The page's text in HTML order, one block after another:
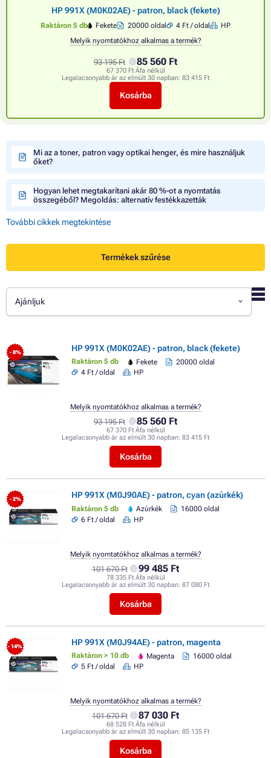
HP 991X (M0K02AE) - patron, black (fekete)
Raktáron 5 db Fekete 20000 oldal 4 Ft / oldal
HP
Melyik nyomtatókhoz alkalmas a termék?
93 195 Ft 85 560 Ft
67 370 Ft Áfa nélkül
Legalacsonyabb ár az elmúlt 30 napban: 83 415 Ft
Kosárba
Mi az a toner, patron vagy optikai henger, és mire használjuk
őket?
Hogyan lehet megtakarítani akár 80 %-ot a nyomtatás
összegéből? Megoldás: alternatív festékkazetták
További cikkek megtekintése
Termékek szűrése
Ajánljuk
- 8% HP 991X (M0K02AE) - patron, black (fekete)
Raktáron 5 db Fekete
20000 oldal
4 Ft / oldal
HP
93 195 Ft 85 560 Ft
67 370 Ft Áfa nélkül
Legalacsonyabb ár az elmúlt 30 napban: 83 415 Ft
Kosárba
Melyik nyomtatókhoz alkalmas a termék?
- 2% HP 991X (M0J90AE) - patron, cyan (azúrkék)
Raktáron 5 db Azúrkék
16000 oldal
6 Ft / oldal
HP
101 670 Ft 99 485 Ft
78 335 Ft Áfa nélkül
Legalacsonyabb ár az elmúlt 30 napban: 87 080 Ft
Kosárba
Melyik nyomtatókhoz alkalmas a termék?
- 14% HP 991X (M0J94AE) - patron, magenta
Raktáron > 10 db Magenta
16000 oldal
5 Ft / oldal
HP
101 670 Ft 87 030 Ft
68 528 Ft Áfa nélkül
Legalacsonyabb ár az elmúlt 30 napban: 85 135 Ft
Kosárba
Melyik nyomtatókhoz alkalmas a termék?